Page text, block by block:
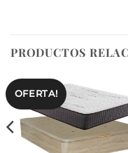
PRODUCTOS
OFERTA!